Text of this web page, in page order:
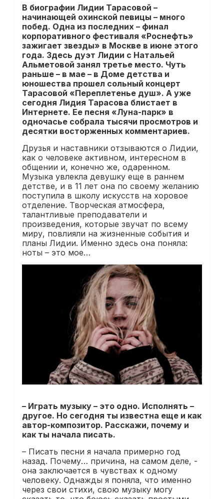
В биографии Лидии Тарасовой –
начинающей охинской певицы – много
побед. Одна из последних – финал
корпоративного фестиваля «Роснефть»
зажигает звезды» в Москве в июне этого
года. Здесь дуэт Лидии с Натальей
Альметовой занял третье место. Чуть
раньше – в мае – в Доме детства и
юношества прошел сольный концерт
Тарасовой «Переплетенье душ». А уже
сегодня Лидия Тарасова блистает в
Интернете. Ее песня «Луна-парк» в
одночасье собрала тысячи просмотров и
десятки восторженных комментариев.
Друзья и наставники отзываются о Лидии,
как о человеке активном, интересном в
общении и, конечно же, одаренном.
Музыка увлекла девушку еще в раннем
детстве, и в 11 лет она по своему желанию
поступила в школу искусств на хоровое
отделение. Творческая атмосфера,
талантливые преподаватели и
произведения, которые звучат по всему
миру, повлияли на жизненные события и
планы Лидии. Именно здесь она поняла:
ноты – это мое…
– Играть музыку – это одно. Исполнять –
другое. Но сегодня ты известна еще и как
автор-композитор. Расскажи, почему и
как ты начала писать.
– Писать песни я начала примерно год
назад. Почему… причина, на самом деле, -
она заключается в чувствах к одному
человеку. Однажды я поняла, что именно
через свои стихи, свою музыку могу